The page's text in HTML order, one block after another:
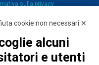
sulla privacy
cookie non necessari ✕
alcuni
e utenti